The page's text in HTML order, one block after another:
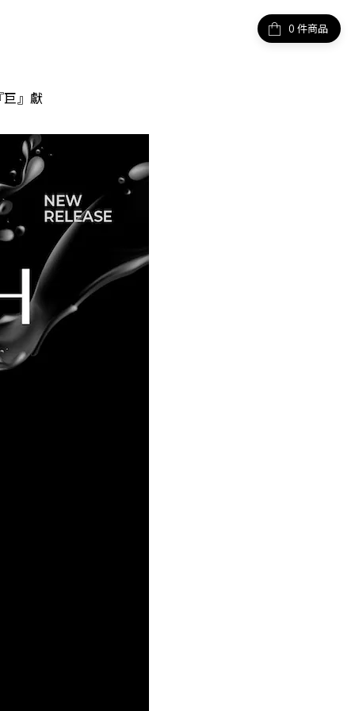
件商品
巨』獻